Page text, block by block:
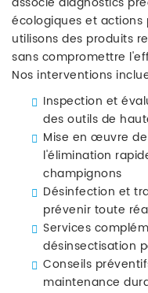
écologiques et actions
utilisons des produits
sans compromettre
Nos interventions
Inspection et
des outils de
Mise en œuvre
l'élimination
champignons
Désinfection et
prévenir toute
Services
désinsectisation
Conseils
maintenance